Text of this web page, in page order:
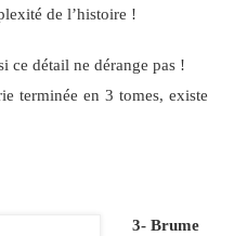
de l’histoire !
ce détail ne dérange pas !
terminée en 3 tomes, existe
3- Brume